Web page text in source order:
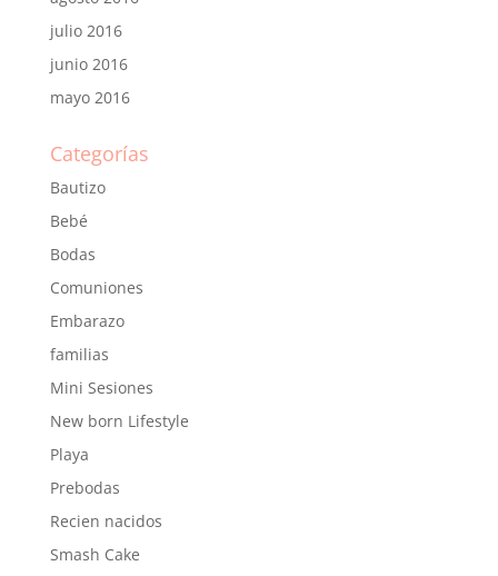
julio 2016
junio 2016
mayo 2016
Categorías
Bautizo
Bebé
Bodas
Comuniones
Embarazo
familias
Mini Sesiones
New born Lifestyle
Playa
Prebodas
Recien nacidos
Smash Cake